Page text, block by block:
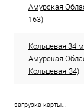
Амурская
163)
Кольцевая 34
Амурская
Кольцевая-34)
загрузка карты...